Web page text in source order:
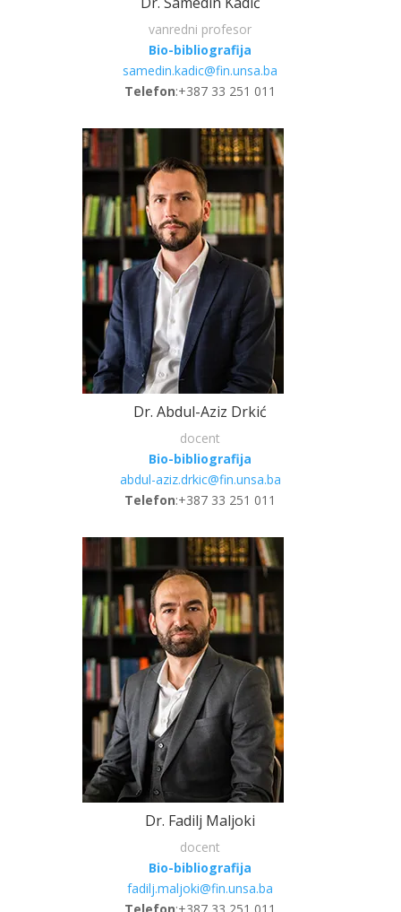
vanredni profesor
Bio-bibliografija
samedin.kadic@fin.unsa.ba
Telefon:+387 33 251 011
Dr. Abdul-Aziz Drkić
docent
Bio-bibliografija
abdul-aziz.drkic@fin.unsa.ba
Telefon:+387 33 251 011
Dr. Fadilj Maljoki
docent
Bio-bibliografija
fadilj.maljoki@fin.unsa.ba